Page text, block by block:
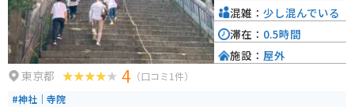
東京都 4 （口コミ1件）
#神社｜寺院
混雑： 少し混んでいる
滞在： 0.5時間
施設： 屋外